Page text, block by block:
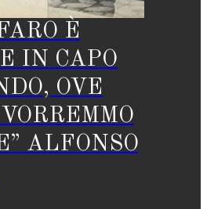
È
IN CAPO
OVE
ALFONSO